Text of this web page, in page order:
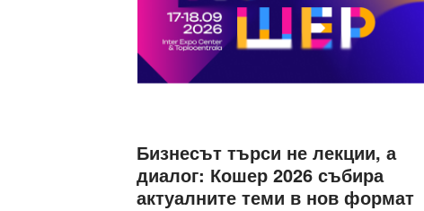
Бизнесът търси не лекции, а
диалог: Кошер 2026 събира
актуалните теми в нов формат